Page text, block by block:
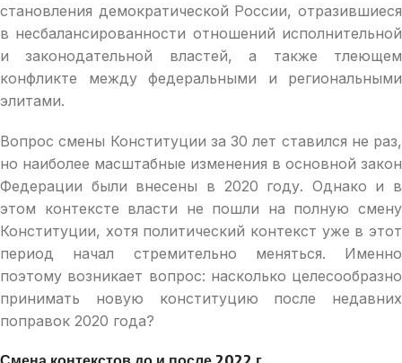
становления демократической России, отразившиеся
в несбалансированности отношений исполнительной
и законодательной властей, а также тлеющем
конфликте между федеральными и региональными
элитами.
Вопрос смены Конституции за 30 лет ставился не раз,
но наиболее масштабные изменения в основной закон
Федерации были внесены в 2020 году. Однако и в
этом контексте власти не пошли на полную смену
Конституции, хотя политический контекст уже в этот
период начал стремительно меняться. Именно
поэтому возникает вопрос: насколько целесообразно
принимать новую конституцию после недавних
поправок 2020 года?